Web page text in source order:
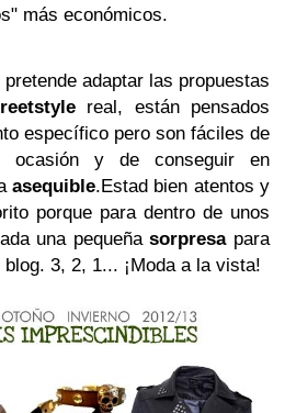
más económicos.
pretende adaptar las propuestas
real, están pensados
específico pero son fáciles de
ocasión y de conseguir en
asequible.Estad bien atentos y
porque para dentro de unos
una pequeñasorpresa para
3, 2, 1... ¡Moda a la vista!